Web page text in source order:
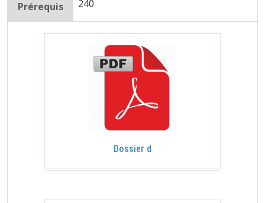
Prérequis 240
Dossier d